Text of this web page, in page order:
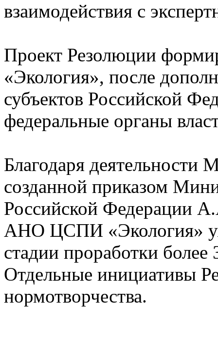
взаимодействия с
Проект Резолюции
«Экология», после
субъектов Российской
федеральные органы
Благодаря деятельности
созданной приказом
Российской Федерации
АНО ЦСПИ «Экология»
стадии проработки
Отдельные инициативы
нормотворчества.